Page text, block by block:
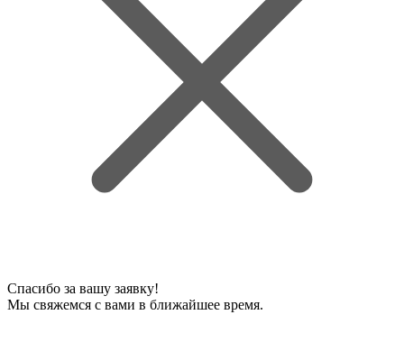
Спасибо за вашу заявку!
Мы свяжемся с вами в ближайшее время.